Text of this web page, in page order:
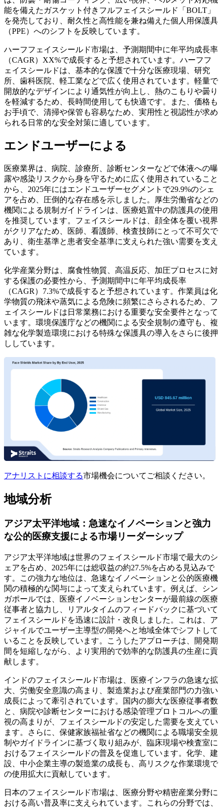
能を備えたガスケット付きフルフェイスシールド「BOLT」
を発売しており、耐久性と高性能を兼ね備えた個人用保護具
（PPE）へのシフトを反映しています。
ハーフフェイスシールド市場は、予測期間中に年平均成長率
（CAGR）XX%で成長すると予想されています。ハーフフ
ェイスシールドは、基本的な保護で十分な医療現場、研究
所、歯科医院、軽工業などで広く使用されています。軽量で
開放的なデザインにより通気性が向上し、熱のこもりや曇り
を軽減するため、長時間使用しても快適です。また、価格も
お手頃で、清掃や保管も容易なため、実用性と視認性が求め
られる日常的な安全対策に適しています。
エンドユーザーによる
医療業界は、病院、診療所、診断センターなどで体液への曝
露や感染リスクから身を守るために広く使用されていること
から、2025年にはエンドユーザーセグメントで29.9%のシェ
アを占め、圧倒的な存在感を示しました。厚生労働省などの
機関による規制ガイドラインは、医療処置中の防護具の使用
を推奨しています。フェイスシールドは、顔全体を覆い視界
がクリアなため、医師、看護師、検査技師にとって不可欠で
あり、衛生基準と患者安全基準に支えられた強い需要を支え
ています。
化学産業分野は、腐食性物質、高温反応、加圧プロセスに対
する保護の必要性から、予測期間中に年平均成長率
（CAGR）7.3%で成長すると予想されています。作業員は化
学物質の飛沫や蒸気による危険に頻繁にさらされるため、フ
ェイスシールドは日常業務における重要な安全要件となって
います。環境保護庁などの機関による安全規制の遵守も、複
雑な化学製造環境における特殊な保護具の導入をさらに後押
ししています。
アナリストに相談する市場機会についてご相談ください。
地域分析
アジア太平洋地域：急速なイノベーションと強力
な公的医療支援による市場リーダーシップ
アジア太平洋地域は世界のフェイスシールド市場で最大のシ
ェアを占め、2025年には総収益の約27.5%を占める見込みで
す。この強力な地位は、急速なイノベーションと公的医療機
関の積極的な関与によって支えられています。例えば、シン
ガポールでは、医療イノベーションセンターが最前線の医療
従事者と協力し、リアルタイムのフィードバックに基づいて
フェイスシールドを迅速に設計・改良しました。これは、ア
ジャイルでユーザー主導型の開発へと地域全体でシフトして
いることを反映しています。こうしたアプローチは、開発期
間を短縮しながら、より実用的で効率的な防護具の生産に貢
献します。
インドのフェイスシールド市場は、医療インフラの急速な拡
大、労働安全意識の高まり、製造業および産業部門の力強い
成長によって牽引されています。国内の膨大な医療従事者数
と、病院や診断センターにおける感染管理プロトコルへの重
視の高まりが、フェイスシールドの安定した需要を支えてい
ます。さらに、保健家族福祉省などの機関による職場安全規
制やガイドラインに基づく取り組みが、臨床現場や検査室に
おけるフェイスシールドの普及を促進しています。化学、建
設、中小企業主導の製造業の成長も、高リスクな作業環境で
の使用拡大に貢献しています。
日本のフェイスシールド市場は、医療分野や精密産業分野に
おける高い普及率に支えられています。これらの分野では、